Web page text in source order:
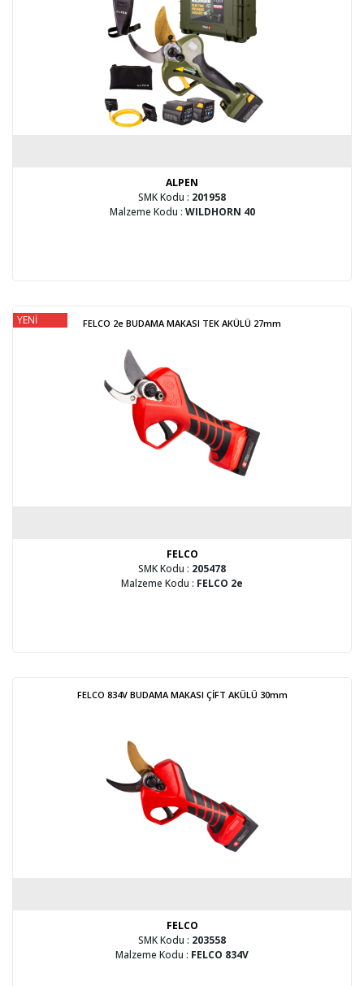
ALPEN
SMK Kodu : 201958
Malzeme Kodu : WILDHORN 40
YENİ FELCO 2e BUDAMA MAKASI TEK AKÜLÜ 27mm
FELCO
SMK Kodu : 205478
Malzeme Kodu : FELCO 2e
FELCO 834V BUDAMA MAKASI ÇİFT AKÜLÜ 30mm
FELCO
SMK Kodu : 203558
Malzeme Kodu : FELCO 834V